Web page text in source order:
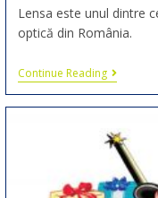
Lensa este unul dintre
optică din România.
Continue Reading